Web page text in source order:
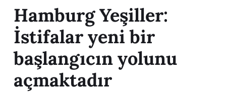
Hamburg Yeşiller:
İstifalar yeni bir
başlangıcın yolunu
açmaktadır